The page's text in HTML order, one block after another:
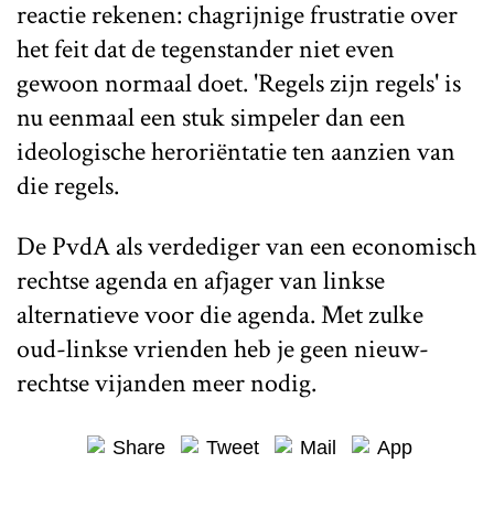
reactie rekenen: chagrijnige frustratie over
het feit dat de tegenstander niet even
gewoon normaal doet. 'Regels zijn regels' is
nu eenmaal een stuk simpeler dan een
ideologische heroriëntatie ten aanzien van
die regels.
De PvdA als verdediger van een economisch
rechtse agenda en afjager van linkse
alternatieve voor die agenda. Met zulke
oud-linkse vrienden heb je geen nieuw-
rechtse vijanden meer nodig.
Share Tweet Mail App